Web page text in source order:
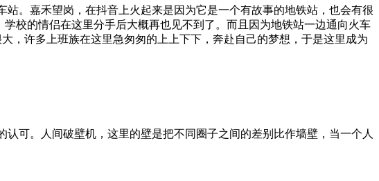
。嘉禾望岗，在抖音上火起来是因为它是一个有故事的地铁站，也会有很
校的情侣在这里分手后大概再也见不到了。而且因为地铁站一边通向火车
，许多上班族在这里急匆匆的上上下下，奔赴自己的梦想，于是这里成为
可。人间破壁机，这里的壁是把不同圈子之间的差别比作墙壁，当一个人